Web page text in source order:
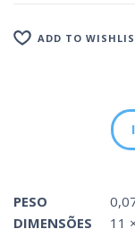
ADD TO
PESO
DIMENSÕES
11